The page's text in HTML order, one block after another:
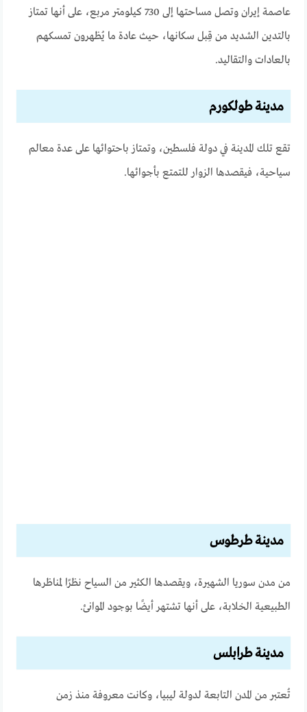
عاصمة إيران وتصل مساحتها إلى 730 كيلومتر مربع، على أنها تمتاز
بالتدين الشديد من قِبل سكانها، حيث عادة ما يُظهرون تمسكهم
بالعادات والتقاليد.
مدينة طولكورم
تقع تلك المدينة في دولة فلسطين، وتمتاز باحتوائها على عدة معالم
سياحية، فيقصدها الزوار للتمتع بأجوائها.
مدينة طرطوس
من مدن سوريا الشهيرة، ويقصدها الكثير من السياح نظرًا لمناظرها
الطبيعية الخلابة، على أنها تشتهر أيضًا بوجود الموانئ.
مدينة طرابلس
تُعتبر من المدن التابعة لدولة ليبيا، وكانت معروفة منذ زمن